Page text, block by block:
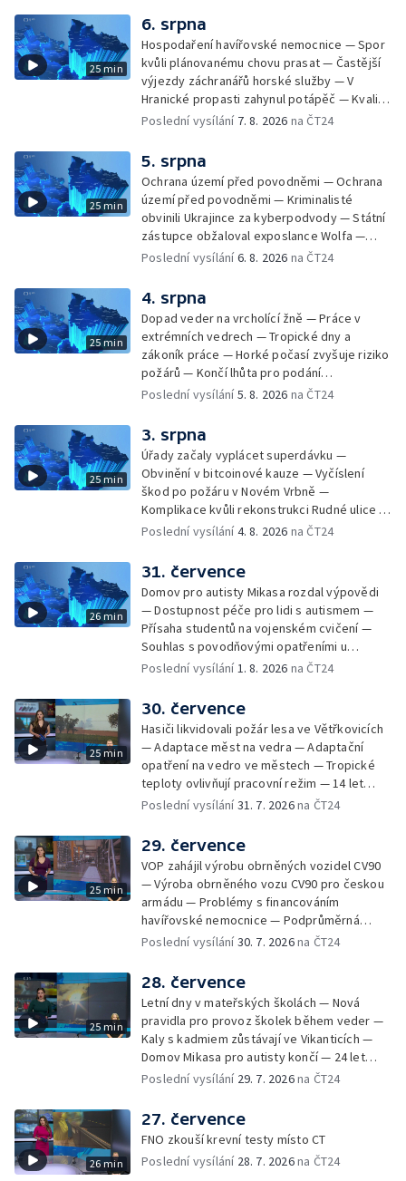
covidem — Úhyny ryb kvůli vysokým
teplotám — Problémy se zásobování vodou
v MS kraji nehrozí — testováním na
západonilskou horečku — Den židovských
památek
25 min
6. srpna
Hospodaření havířovské nemocnice — Spor
kvůli plánovanému chovu prasat — Častější
výjezdy záchranářů horské služby — V
Hranické propasti zahynul potápěč — Kvalita
vody ke koupání — Zavlažování zeleniny v
Kempování v horkém počasí — Výběr ze
sociálních sítí Události Ostrava — Zkoumání
horka na zastávkách MHD — Promítání filmu
Odyssea z 35 mm pásu
Poslední vysílání 7. 8. 2026 na ČT24
25 min
5. srpna
Ochrana území před povodněmi — Ochrana
území před povodněmi — Kriminalisté
obvinili Ukrajince za kyberpodvody — Státní
zástupce obžaloval exposlance Wolfa —
Péče o hospodářská zvířata ve vedrech —
depozitu Vlastivědného muzea Olomouc —
Zakládání nových dětských skupin — Výběr
ze sociálních sítí Události Ostrava — Tresty
pro fotbalisty za korupci — Po stopách
Gebharda Blüchera
Poslední vysílání6. 8. 2026 na ČT24
25 min
4. srpna
Dopad veder na vrcholící žně — Práce v
extrémních vedrech — Tropické dny a
zákoník práce — Horké počasí zvyšuje riziko
požárů — Končí lhůta pro podání
kandidátních listin — Končí lhůta pro podání
rozsudek v lihové kauze — Výročí
zavraždění Václava III. v Olomouci — Těžba
unikátní rašeliny pro lázně v Karlově
Studánce — Výběr ze sociálních sítí ČT —
Nový program pro léčbu obezity —
Olomoucké (nejen) shakespearovské léto
Poslední vysílání5. 8. 2026 na ČT24
25 min
3. srpna
Úřady začaly vyplácet superdávku —
Obvinění v bitcoinové kauze — Vyčíslení
škod po požáru v Novém Vrbně —
Komplikace kvůli rekonstrukci Rudné ulice —
Nárůst zájmu o klimatizace — Výluka vlaků
Protipovodňová opatření v Troubkách —
Zájem o bydlení na vysokoškolskýc kolejích
— Vrcholí sklizeň levandulí
Poslední vysílání4. 8. 2026 na ČT24
26 min
31. července
Domov pro autisty Mikasa rozdal výpovědi
— Dostupnost péče pro lidi s autismem —
Přísaha studentů na vojenském cvičení —
Souhlas s povodňovými opatřeními u
Troubek — Opravy Rudné omezí dopravu —
počasí na následující dny — Vedra táhnou na
chladnější místa — Hasiči lokalizovali požár
lesa na Opavsku — Požáry zemědělské
techniky na Olomoucku — Dva roky od
požáru škol v Českém Těšíně — Výstava
Sladké vzpomínky Opavska
Poslední vysílání1. 8. 2026 na ČT24
25 min
30. července
Hasiči likvidovali požár lesa ve Větřkovicích
— Adaptace měst na vedra — Adaptační
opatření na vedro ve městech — Tropické
teploty ovlivňují pracovní režim — 14 let
vězení za vraždu ženy ve Staříči/ —
— Podvodník připravil 17 lidí o 4 miliony —
DPO pořídí 70 nových elektrobusů — V
Olomouci přibude 20 elektrobusů —
Mistryně světa Kneblová zpět v Olomouci —
Mobilní kurníky pomáhají s kvalitou půdy —
Výběr ze sociálních sítí ČT — Nové varhany v
Rudě u Rýmařova
Poslední vysílání31. 7. 2026na ČT24
25 min
29. července
VOP zahájil výrobu obrněných vozidel CV90
— Výroba obrněného vozu CV90 pro českou
armádu — Problémy s financováním
havířovské nemocnice — Podprůměrná
návštěvnost koupališť v červenci — Do
Nedostatek krve v transfuzních stanicích —
Spor kvůli novému chodníku na Keprník —
Olomoucké shakespearovské léto
Poslední vysílání30. 7. 2026na ČT24
25 min
28. července
Letní dny v mateřských školách — Nová
pravidla pro provoz školek během veder —
Kaly s kadmiem zůstávají ve Vikanticích —
Domov Mikasa pro autisty končí — 24 let
vězení za zapálení ženy — Kybernetický
Gorol se chystá na festival — Nová
cyklostezka až na Slovensko — AI pomáhá
při endoskopii — Výběr ze sociálních sítí ČT
— Zemřela baletka Vlasta Pavelcová —
Poslední vysílání 29. 7. 2026na ČT24
26 min
27. července
FNO zkouší krevní testy místo CT
Poslední vysílání 28. 7. 2026na ČT24